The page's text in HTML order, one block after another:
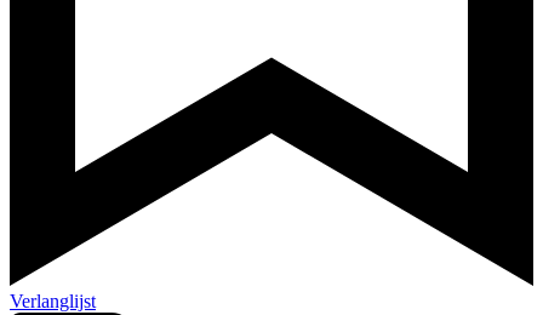
Verlanglijst